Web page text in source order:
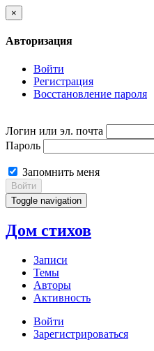
×
Авторизация
Войти
Регистрация
Восстановление пароля
Логин или эл. почта
Пароль
Запомнить меня
Войти
Toggle navigation
Дом стихов
Записи
Темы
Авторы
Активность
Войти
Зарегистрироваться